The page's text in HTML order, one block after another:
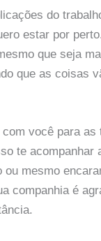
do
estar por
que seja
que as coisas
você para as
te acompanhar
ou mesmo
companhia é